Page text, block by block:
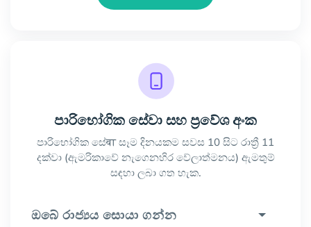
පාරිභෝගික සේවා සහ ප්‍රවේශ අංක
පාරිභෝගික සේवा සෑම දිනයකම සවස 10 සිට රාත්‍රී 11
දක්වා (ඇමරිකාවේ නැගෙනහිර වේලාත්මනය) ඇමතුම්
සඳහා ලබා ගත හැක.
ඔබේ රාජ්‍යය සොයා ගන්න